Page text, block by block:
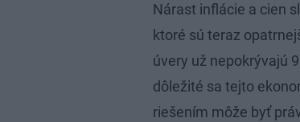
Nárast inflácie a cien
ktoré sú teraz
úvery už nepokrývajú
dôležité sa tejto
riešením môže byť